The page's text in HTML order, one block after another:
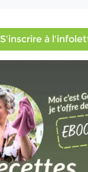
S'inscrire à